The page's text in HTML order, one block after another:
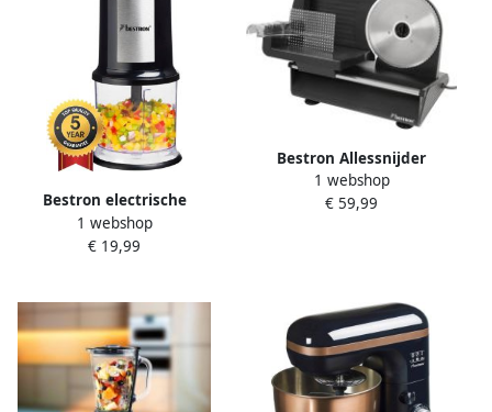
Bestron electrische
Hakmolen twee rvs
Hakmessen & 500 ml
AKC200 zwart silver
1 webshop
€ 19,99
Bestron Allessnijder
AFS9003 Snijdikte 0-15 mm 2
snelheden zwart
1 webshop
€ 59,99